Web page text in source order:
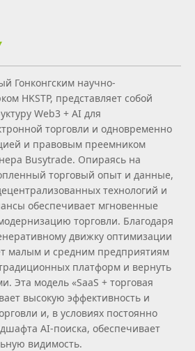
Гонконгским научно-
HKSTP, представляет собой
Web3 + AI для
торговли и одновременно
и правовым преемником
Busytrade. Опираясь на
торговый опыт и данные,
технологий и
обеспечивает мгновенные
торговли. Благодаря
движку оптимизации
малым и средним предприятиям
платформ и вернуть
Эта модель «SaaS + торговая
высокую эффективность и
и, в условиях постоянно
AI‑поиска, обеспечивает
видимость.